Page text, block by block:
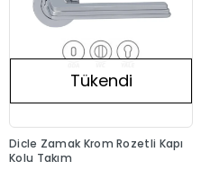
Tükendi
Dicle Zamak Krom Rozetli Kapı
Kolu Takım